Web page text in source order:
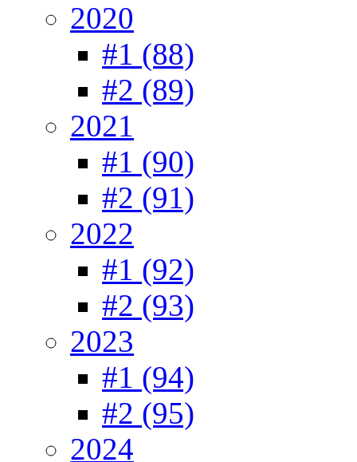
2020
#1 (88)
#2 (89)
2021
#1 (90)
#2 (91)
2022
#1 (92)
#2 (93)
2023
#1 (94)
#2 (95)
2024